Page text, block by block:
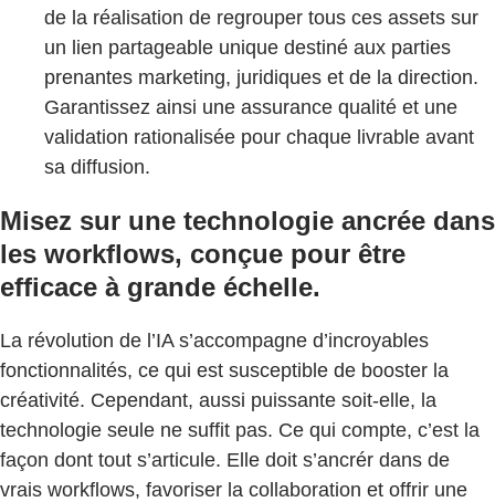
de la réalisation de regrouper tous ces assets sur
un lien partageable unique destiné aux parties
prenantes marketing, juridiques et de la direction.
Garantissez ainsi une assurance qualité et une
validation rationalisée pour chaque livrable avant
sa diffusion.
Misez sur une technologie ancrée dans
les workflows, conçue pour être
efficace à grande échelle.
La révolution de l’IA s’accompagne d’incroyables
fonctionnalités, ce qui est susceptible de booster la
créativité. Cependant, aussi puissante soit-elle, la
technologie seule ne suffit pas. Ce qui compte, c’est la
façon dont tout s’articule. Elle doit s’ancrér dans de
vrais workflows, favoriser la collaboration et offrir une